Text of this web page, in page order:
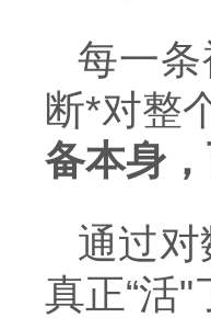
每一
断*对整
备本身
通过对
真正“活"